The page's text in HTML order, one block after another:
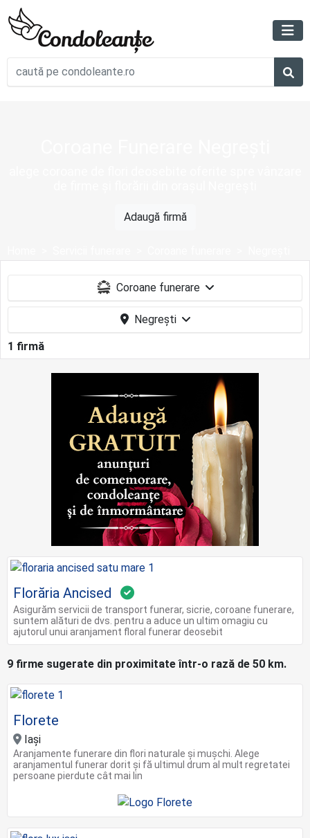
Adaugă firmă
1 firmă
Florăria Ancised
Asigurăm servicii de transport funerar, sicrie, coroane funerare,
suntem alături de dvs. pentru a aduce un ultim omagiu cu
ajutorul unui aranjament floral funerar deosebit
9 firme sugerate din proximitate într-o rază de 50 km.
Florete
Iași
Aranjamente funerare din flori naturale și mușchi. Alege
aranjamentul funerar dorit și fă ultimul drum al mult regretatei
persoane pierdute cât mai lin